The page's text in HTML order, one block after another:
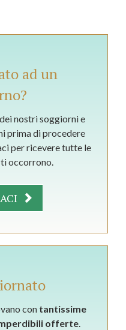
ad un
nostri soggiorni e
prima di procedere
per ricevere tutte le
occorrono.
con tantissime
offerte.